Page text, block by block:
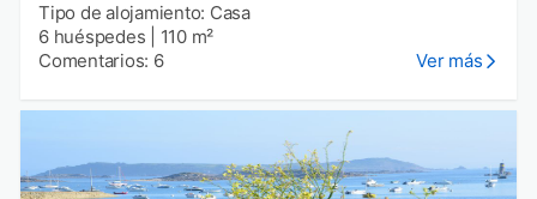
Tipo de alojamiento: Casa
6 huéspedes
110 m²
Comentarios: 6
Ver más